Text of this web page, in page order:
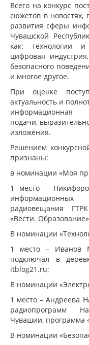
Всего на конкурс
сюжетов в новостях,
развития сферы
Чувашской
как: технологии и
цифровая
безопасного
и многое другое.
При оценке
актуальность и
информационная
подачи,
изложения.
Решением
признаны:
в номинации «Моя
1 место –
радиовещания
«Вести.
В номинации
1 место – Иванов
подключал в
itblog21.ru;
В номинации
1 место – Андреева
радиопрограмм
Чувашии, программа
В номинации